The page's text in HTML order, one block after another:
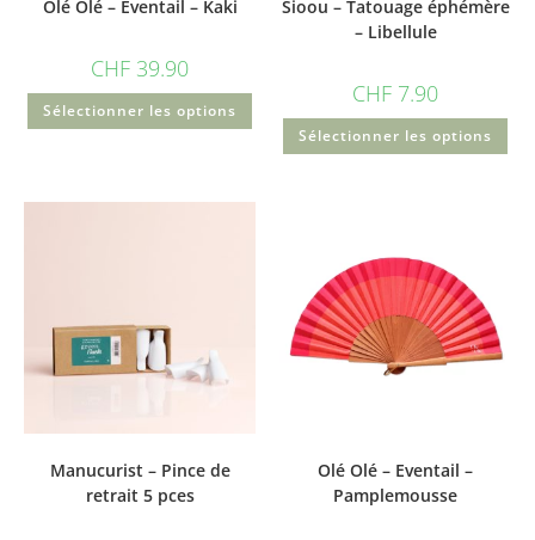
Olé Olé – Eventail – Kaki
CHF 39.90
Sélectionner les options
Sioou – Tatouage éphémère
– Libellule
CHF 7.90
Sélectionner les options
Manucurist – Pince de
retrait 5 pces
Olé Olé – Eventail –
Pamplemousse